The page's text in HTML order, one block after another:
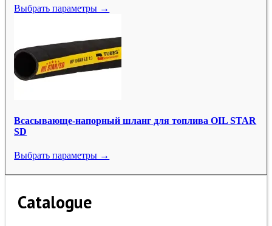
Выбрать параметры →
Всасывающе-напорный шланг для топлива OIL STAR
SD
Выбрать параметры →
Catalogue